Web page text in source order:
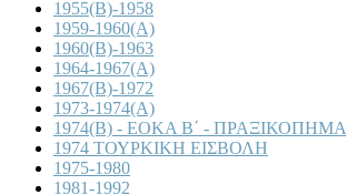
1955(B)-1958
1959-1960(A)
1960(B)-1963
1964-1967(A)
1967(B)-1972
1973-1974(A)
1974(B) - ΕΟΚΑ Β΄ - ΠΡΑΞΙΚΟΠΗΜΑ
1974 ΤΟΥΡΚΙΚΗ ΕΙΣΒΟΛΗ
1975-1980
1981-1992